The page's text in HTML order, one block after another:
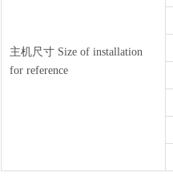
主机尺寸 Size of installation
for reference